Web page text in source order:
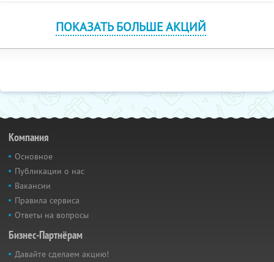
ПОКАЗАТЬ БОЛЬШЕ АКЦИЙ
Компания
Основное
Публикации о нас
Вакансии
Правила сервиса
Ответы на вопросы
Бизнес-Партнёрам
Давайте сделаем акцию!